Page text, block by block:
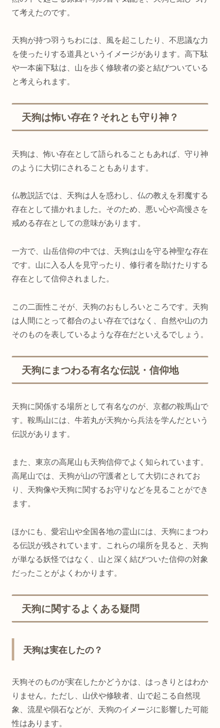
て考えたのです。
天狗が持つ羽うちわには、風を起こしたり、不思議な力
を使ったりする道具というイメージがあります。高下駄
や一本歯下駄は、山を歩く修験者の姿と結びついている
と考えられます。
天狗は怖い存在？それとも守り神？
天狗は、怖い存在として語られることもあれば、守り神
のように大切にされることもあります。
仏教説話では、天狗は人を惑わし、仏の教えを邪魔する
存在として描かれました。そのため、悪い心や高慢さを
戒める存在としての意味があります。
一方で、山岳信仰の中では、天狗は山を守る神聖な存在
です。山に入る人を見守ったり、修行者を助けたりする
存在として信仰されました。
この二面性こそが、天狗のおもしろいところです。天狗
は人間にとって都合のよい存在ではなく、自然や山の力
そのものを表しているような存在だといえるでしょう。
天狗にまつわる有名な伝説・信仰地
天狗に関係する場所として有名なのが、京都の鞍馬山で
す。鞍馬山には、牛若丸が天狗から兵法を学んだという
伝説があります。
また、東京の高尾山も天狗信仰でよく知られています。
高尾山では、天狗が山の守護者として大切にされてお
り、天狗像や天狗に関するお守りなどを見ることができ
ます。
ほかにも、愛宕山や全国各地の霊山には、天狗にまつわ
る伝説が残されています。これらの場所を見ると、天狗
が単なる妖怪ではなく、山と深く結びついた信仰の対象
だったことがよくわかります。
天狗に関するよくある疑問
天狗は実在したの？
天狗そのものが実在したかどうかは、はっきりとはわか
りません。ただし、山伏や修験者、山で起こる自然現
象、流星や隕石などが、天狗のイメージに影響した可能
性はあります。